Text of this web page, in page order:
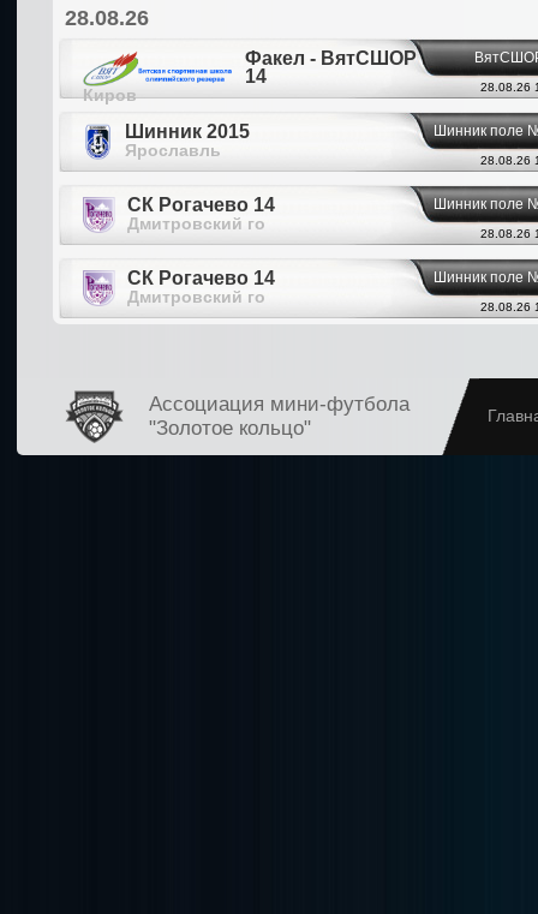
28.08.26
Факел - ВятСШОР
14
Киров 28.08.26
Шинник 2015
Ярославль
Шинник поле
28.08.26
СК Рогачево 14
Дмитровский го
Шинник поле
28.08.26
СК Рогачево 14
Дмитровский го
Шинник поле
28.08.26
Ассоциация мини-футбола
"Золотое кольцо"